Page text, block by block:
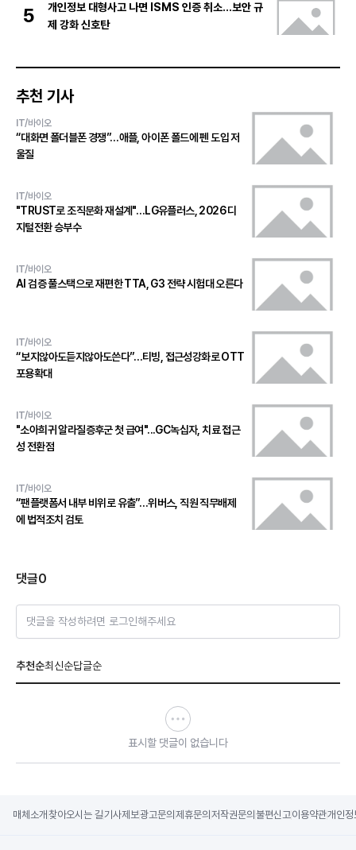
5
개인정보 대형사고 나면 ISMS 인증 취소…보안 규
제 강화 신호탄
추천 기사
IT/바이오
“대화면 폴더블폰 경쟁”…애플, 아이폰 폴드에 펜 도입 저
울질
IT/바이오
"TRUST로 조직문화 재설계"…LG유플러스, 2026 디
지털전환 승부수
IT/바이오
AI 검증 풀스택으로 재편한 TTA, G3 전략 시험대 오른다
IT/바이오
“보지않아도듣지않아도쓴다”…티빙, 접근성강화로 OTT
포용확대
IT/바이오
"소아희귀 알라질증후군 첫 급여"...GC녹십자, 치료 접근
성 전환점
IT/바이오
“팬플랫폼서 내부 비위로 유출”…위버스, 직원 직무배제
에 법적조치 검토
댓글0
댓글을 작성하려면 로그인해주세요
추천순최신순답글순
표시할 댓글이 없습니다
매체소개 찾아오시는 길기사제보광고문의 제휴문의 저작권문의 불편신고이용약관개인정